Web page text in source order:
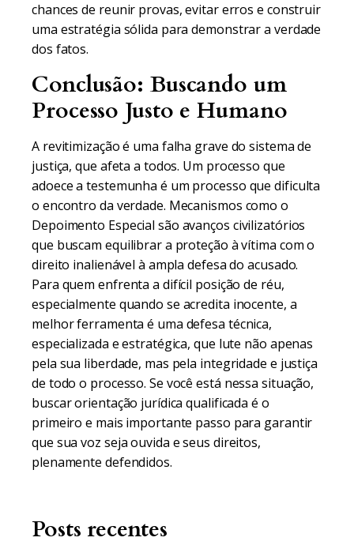
chances de reunir provas, evitar erros e construir
uma estratégia sólida para demonstrar a verdade
dos fatos.
Conclusão: Buscando um
Processo Justo e Humano
A revitimização é uma falha grave do sistema de
justiça, que afeta a todos. Um processo que
adoece a testemunha é um processo que dificulta
o encontro da verdade. Mecanismos como o
Depoimento Especial são avanços civilizatórios
que buscam equilibrar a proteção à vítima com o
direito inalienável à ampla defesa do acusado.
Para quem enfrenta a difícil posição de réu,
especialmente quando se acredita inocente, a
melhor ferramenta é uma defesa técnica,
especializada e estratégica, que lute não apenas
pela sua liberdade, mas pela integridade e justiça
de todo o processo. Se você está nessa situação,
buscar orientação jurídica qualificada é o
primeiro e mais importante passo para garantir
que sua voz seja ouvida e seus direitos,
plenamente defendidos.
Posts recentes